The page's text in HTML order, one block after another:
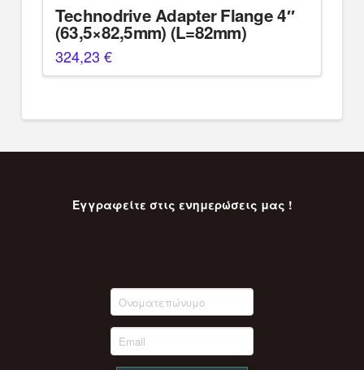
Technodrive Adapter Flange 4″
(63,5×82,5mm) (L=82mm)
324,23 €
Εγγραφείτε στις ενημερώσεις μας !